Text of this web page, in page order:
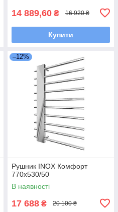
14 889,60 ₴ 16 920 ₴
Купити
–12%
Рушник INOX Комфорт
770х530/50
В наявності
17 688 ₴ 20 100 ₴